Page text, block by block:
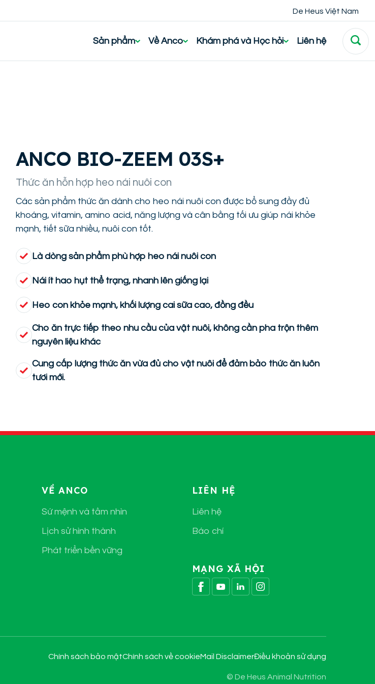
De Heus Việt Nam
Sản phẩm Về Anco Khám phá và Học hỏi Liên hệ
ANCO BIO-ZEEM 03S+
Thức ăn hỗn hợp heo nái nuôi con
Các sản phẩm thức ăn dành cho heo nái nuôi con được bổ sung đầy đủ
khoáng, vitamin, amino acid, năng lượng và cân bằng tối ưu giúp nái khỏe
mạnh, tiết sữa nhiều, nuôi con tốt.
Là dòng sản phẩm phù hợp heo nái nuôi con
Nái ít hao hụt thể trạng, nhanh lên giống lại
Heo con khỏe mạnh, khối lượng cai sữa cao, đồng đều
Cho ăn trực tiếp theo nhu cầu của vật nuôi, không cần pha trộn thêm
nguyên liệu khác
Cung cấp lượng thức ăn vừa đủ cho vật nuôi để đảm bảo thức ăn luôn
tươi mới.
VỀ ANCO
Sứ mệnh và tầm nhìn
Lịch sử hình thành
Phát triển bền vững
LIÊN HỆ
Liên hệ
Báo chí
MẠNG XÃ HỘI
Chính sách bảo mậtChính sách về cookieMail DisclaimerĐiều khoản sử dụng
© De Heus Animal Nutrition